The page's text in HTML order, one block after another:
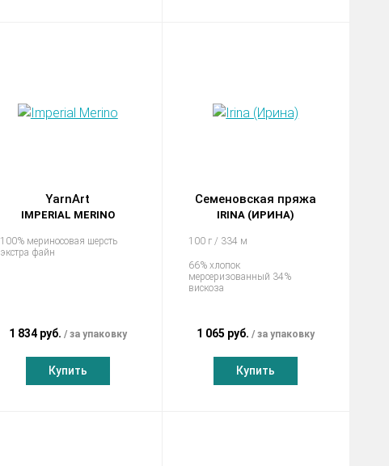
YarnArt
IMPERIAL MERINO
100% мериносовая шерсть
экстра файн
1 834 руб. за упаковку
Купить
Семеновская пряжа
IRINA (ИРИНА)
100 г / 334 м
66% хлопок
мерсеризованный 34%
вискоза
1 065 руб. за упаковку
Купить